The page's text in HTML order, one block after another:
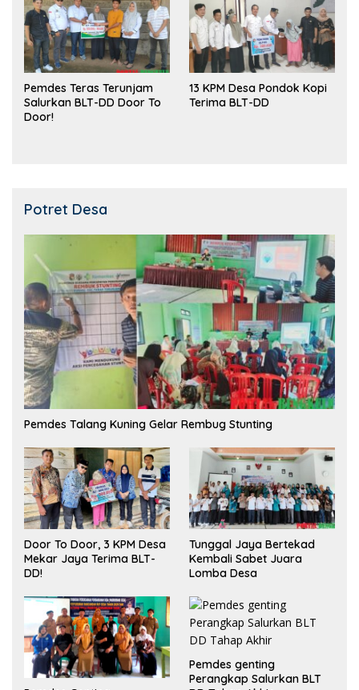
Pemdes Teras Terunjam
Salurkan BLT-DD Door To
Door!
13 KPM Desa Pondok Kopi
Terima BLT-DD
Potret Desa
Pemdes Talang Kuning Gelar Rembug Stunting
Door To Door, 3 KPM Desa
Mekar Jaya Terima BLT-
DD!
Tunggal Jaya Bertekad
Kembali Sabet Juara
Lomba Desa
Pemdes genting
Perangkap Salurkan BLT